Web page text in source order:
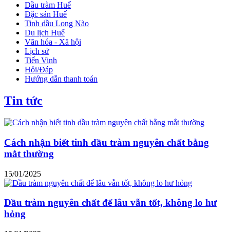
Dầu tràm Huế
Đặc sản Huế
Tinh dầu Long Não
Du lịch Huế
Văn hóa - Xã hội
Lịch sử
Tiến Vinh
Hỏi/Đáp
Hướng dẫn thanh toán
Tin tức
Cách nhận biết tinh dầu tràm nguyên chất bằng
mắt thường
15/01/2025
Dầu tràm nguyên chất để lâu vẫn tốt, không lo hư
hỏng